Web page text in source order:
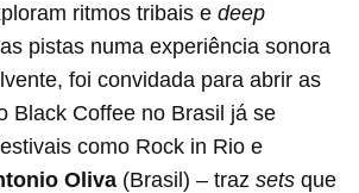
ritmos tribais e deep
pistas numa experiência sonora
foi convidada para abrir as
Black Coffee no Brasil já se
como Rock in Rio e
Oliva (Brasil) – traz sets que